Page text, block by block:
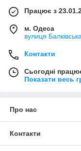
Працює з
м. Одеса
вулиця
Контакти
Сьогодні
Показати весь
Про нас
Контакти